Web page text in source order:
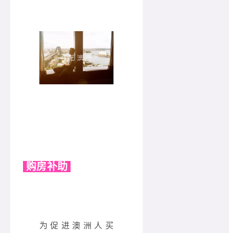
购房补助
为促进澳洲人买